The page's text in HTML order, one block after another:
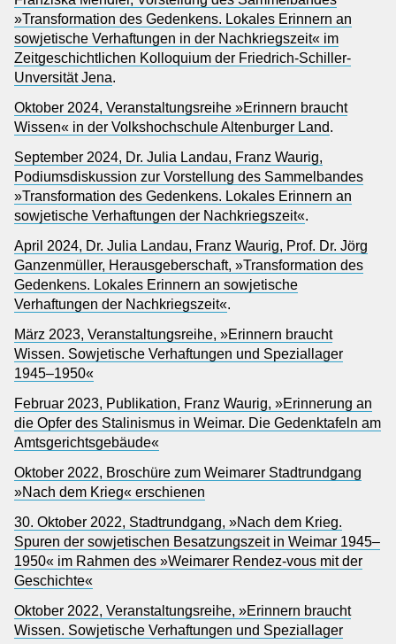
»Transformation des Gedenkens. Lokales Erinnern an
sowjetische Verhaftungen in der Nachkriegszeit« im
Zeitgeschichtlichen Kolloquium der Friedrich-Schiller-
Unversität Jena.
Oktober 2024, Veranstaltungsreihe »Erinnern braucht
Wissen« in der Volkshochschule Altenburger Land.
September 2024, Dr. Julia Landau, Franz Waurig,
Podiumsdiskussion zur Vorstellung des Sammelbandes
»Transformation des Gedenkens. Lokales Erinnern an
sowjetische Verhaftungen der Nachkriegszeit«.
April 2024, Dr. Julia Landau, Franz Waurig, Prof. Dr. Jörg
Ganzenmüller, Herausgeberschaft, »Transformation des
Gedenkens. Lokales Erinnern an sowjetische
Verhaftungen der Nachkriegszeit«.
März 2023, Veranstaltungsreihe, »Erinnern braucht
Wissen. Sowjetische Verhaftungen und Speziallager
1945–1950«
Februar 2023, Publikation, Franz Waurig, »Erinnerung an
die Opfer des Stalinismus in Weimar. Die Gedenktafeln am
Amtsgerichtsgebäude«
Oktober 2022, Broschüre zum Weimarer Stadtrundgang
»Nach dem Krieg« erschienen
30. Oktober 2022, Stadtrundgang, »Nach dem Krieg.
Spuren der sowjetischen Besatzungszeit in Weimar 1945–
1950« im Rahmen des »Weimarer Rendez-vous mit der
Geschichte«
Oktober 2022, Veranstaltungsreihe, »Erinnern braucht
Wissen. Sowjetische Verhaftungen und Speziallager